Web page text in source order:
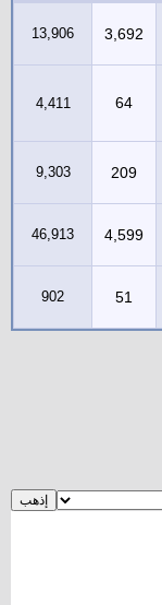
3,692
13,906
64
4,411
209
9,303
4,599
46,913
51
902